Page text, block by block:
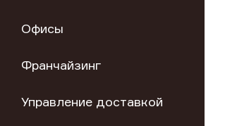
Офисы
Франчайзинг
Управление доставкой